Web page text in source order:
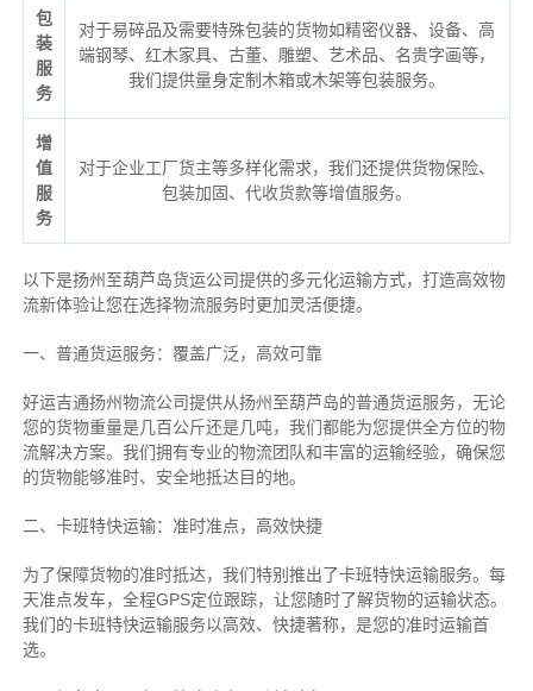
包
装
服
务
对于易碎品及需要特殊包装的货物如精密仪器、设备、高
端钢琴、红木家具、古董、雕塑、艺术品、名贵字画等，
我们提供量身定制木箱或木架等包装服务。
增
值
服
务
对于企业工厂货主等多样化需求，我们还提供货物保险、
包装加固、代收货款等增值服务。
以下是扬州至葫芦岛货运公司提供的多元化运输方式，打造高效物
流新体验让您在选择物流服务时更加灵活便捷。
一、普通货运服务：覆盖广泛，高效可靠
好运吉通扬州物流公司提供从扬州至葫芦岛的普通货运服务，无论
您的货物重量是几百公斤还是几吨，我们都能为您提供全方位的物
流解决方案。我们拥有专业的物流团队和丰富的运输经验，确保您
的货物能够准时、安全地抵达目的地。
二、卡班特快运输：准时准点，高效快捷
为了保障货物的准时抵达，我们特别推出了卡班特快运输服务。每
天准点发车，全程GPS定位跟踪，让您随时了解货物的运输状态。
我们的卡班特快运输服务以高效、快捷著称，是您的准时运输首
选。